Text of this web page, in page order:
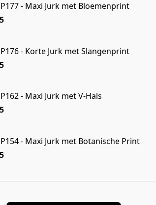
- Maxi Jurk met Bloemenprint
- Korte Jurk met Slangenprint
- Maxi Jurk met V-Hals
- Maxi Jurk met Botanische Print